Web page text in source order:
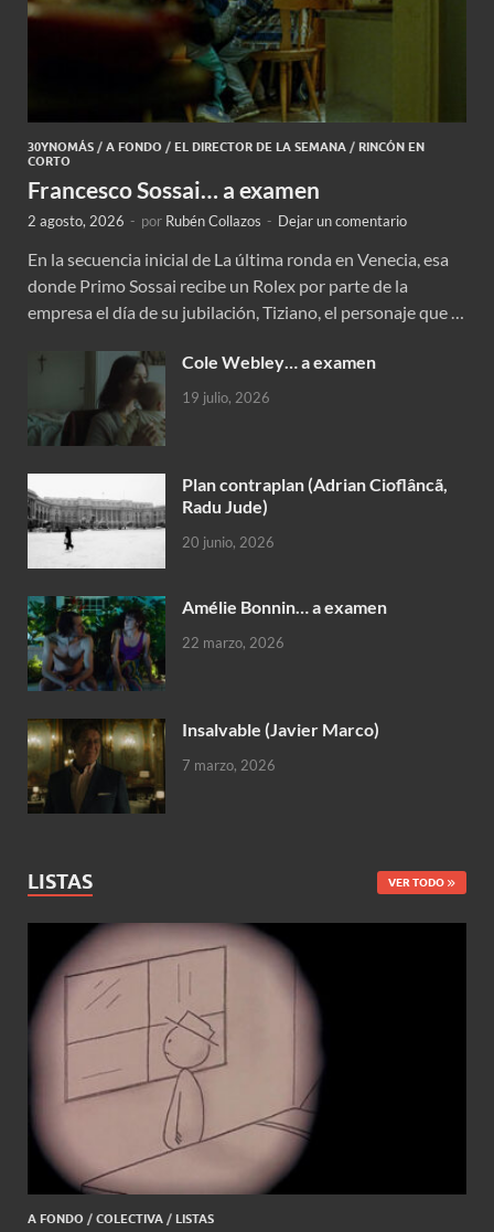
30YNOMÁS / A FONDO / EL DIRECTOR DE LA SEMANA / RINCÓN EN
CORTO
Francesco Sossai… a examen
2 agosto, 2026 - por Rubén Collazos - Dejar un comentario
En la secuencia inicial de La última ronda en Venecia, esa
donde Primo Sossai recibe un Rolex por parte de la
empresa el día de su jubilación, Tiziano, el personaje que …
Cole Webley… a examen
19 julio, 2026
Plan contraplan (Adrian Cioflâncã,
Radu Jude)
20 junio, 2026
Amélie Bonnin… a examen
22 marzo, 2026
Insalvable (Javier Marco)
7 marzo, 2026
LISTAS VER TODO
A FONDO / COLECTIVA / LISTAS